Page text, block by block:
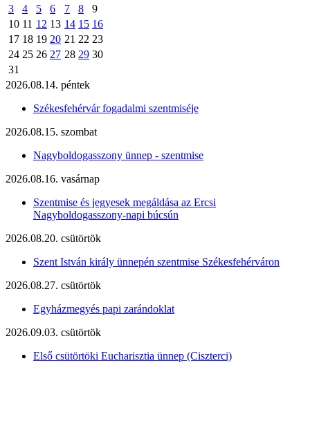
3
4 5 6 7 8
9
10 11 12 13 14 15 16
17 18 19 20 21 22 23
24 25 26 27 28 29 30
31
2026.08.14. péntek
Székesfehérvár fogadalmi szentmiséje
2026.08.15. szombat
Nagyboldogasszony ünnep - szentmise
2026.08.16. vasárnap
Szentmise és jegyesek megáldása az Ercsi
Nagyboldogasszony-napi búcsún
2026.08.20. csütörtök
Szent István király ünnepén szentmise Székesfehérváron
2026.08.27. csütörtök
Egyházmegyés papi zarándoklat
2026.09.03. csütörtök
Első csütörtöki Eucharisztia ünnep (Ciszterci)